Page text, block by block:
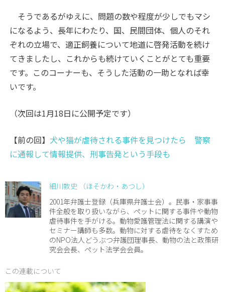
そうであるがゆえに、問題の数や程度が少しでもマシ
になるよう、長年にわたり、国、民間団体、個人のそれ
ぞれの立場で、適正飼養について地道に啓発活動を続け
てきましたし、これからも続けていくことがとても重要
です。このコーナーも、そうした活動の一助となれば幸
いです。
（次回は1月18日に公開予定です）
【前の回】犬や猫が虐待される事件を見つけたら 警察
に通報して情報提供、刑事告発という手段も
細川敦史 （ほそかわ・あつし）
2001年弁護士登録（兵庫県弁護士会）。民事・家事事
件全般を取り扱いながら、ペットに関する事件や動物
虐待事件を手がける。動物愛護管理法に関する講演や
セミナー講師も多数。動物に対する虐待をなくすため
のNPO法人どうぶつ弁護団理事長、動物の法と政策研
究会会長、ペット法学会会員。
この連載について